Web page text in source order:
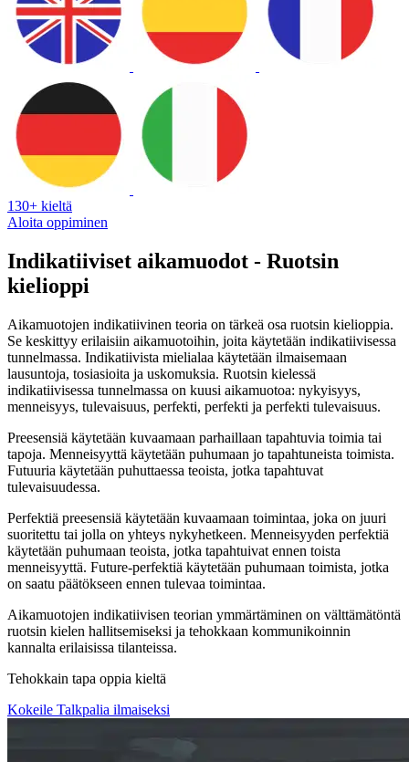
130+ kieltä
Aloita oppiminen
Indikatiiviset aikamuodot - Ruotsin
kielioppi
Aikamuotojen indikatiivinen teoria on tärkeä osa ruotsin kielioppia.
Se keskittyy erilaisiin aikamuotoihin, joita käytetään indikatiivisessa
tunnelmassa. Indikatiivista mielialaa käytetään ilmaisemaan
lausuntoja, tosiasioita ja uskomuksia. Ruotsin kielessä
indikatiivisessa tunnelmassa on kuusi aikamuotoa: nykyisyys,
menneisyys, tulevaisuus, perfekti, perfekti ja perfekti tulevaisuus.
Preesensiä käytetään kuvaamaan parhaillaan tapahtuvia toimia tai
tapoja. Menneisyyttä käytetään puhumaan jo tapahtuneista toimista.
Futuuria käytetään puhuttaessa teoista, jotka tapahtuvat
tulevaisuudessa.
Perfektiä preesensiä käytetään kuvaamaan toimintaa, joka on juuri
suoritettu tai jolla on yhteys nykyhetkeen. Menneisyyden perfektiä
käytetään puhumaan teoista, jotka tapahtuivat ennen toista
menneisyyttä. Future-perfektiä käytetään puhumaan toimista, jotka
on saatu päätökseen ennen tulevaa toimintaa.
Aikamuotojen indikatiivisen teorian ymmärtäminen on välttämätöntä
ruotsin kielen hallitsemiseksi ja tehokkaan kommunikoinnin
kannalta erilaisissa tilanteissa.
Tehokkain tapa oppia kieltä
Kokeile Talkpalia ilmaiseksi